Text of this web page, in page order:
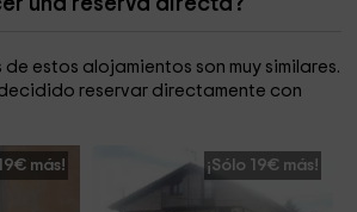
estos alojamientos son muy similares.
reservar directamente con
más! ¡Sólo 19€ más!